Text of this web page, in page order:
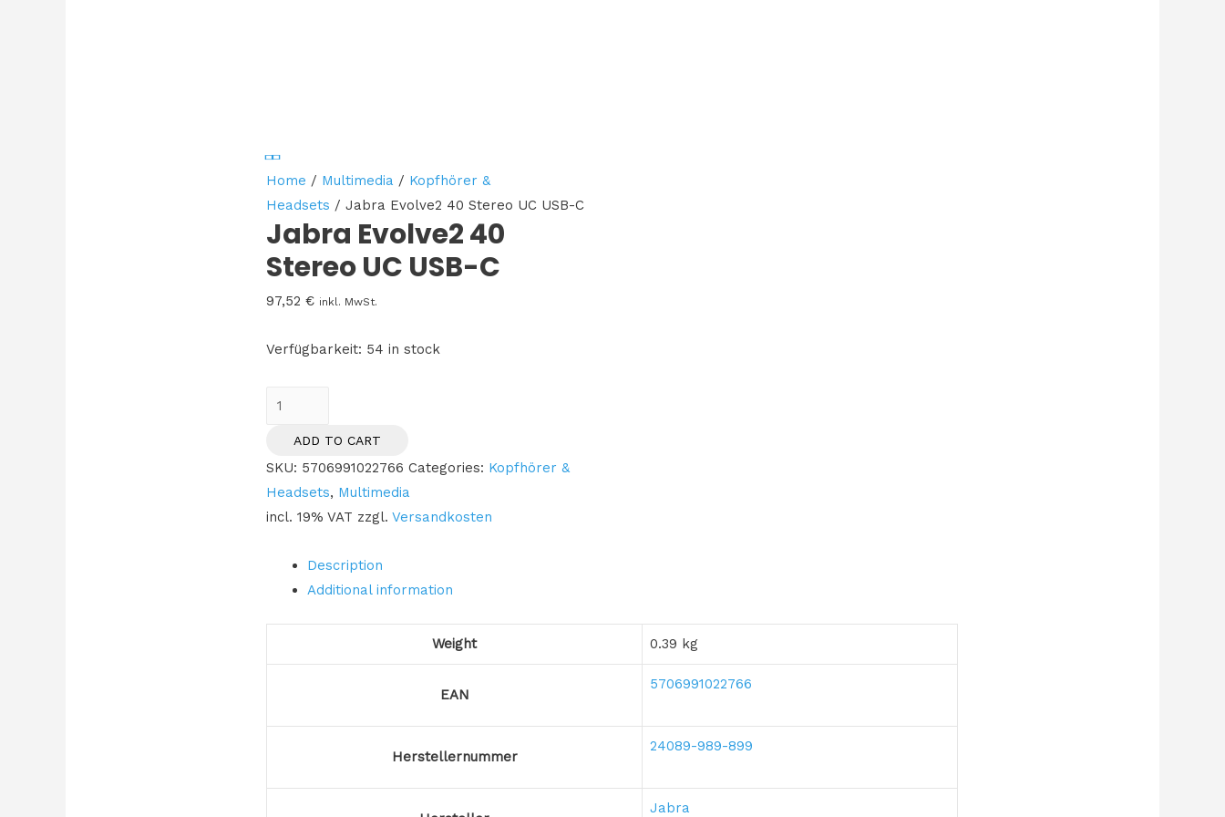
Home / Multimedia / Kopfhörer &
Headsets / Jabra Evolve2 40 Stereo UC USB-C
Jabra Evolve2 40
Stereo UC USB-C
97,52€ inkl. MwSt.
Verfügbarkeit: 54 in stock
Stereo
UC
USB-
quantity
ADD TO CART
SKU: 5706991022766 Categories: Kopfhörer &
Headsets, Multimedia
incl. 19% VAT zzgl.Versandkosten
Description
Additional information
Weight 0.39 kg
EAN
5706991022766
Herstellernummer
24089-989-899
Jabra